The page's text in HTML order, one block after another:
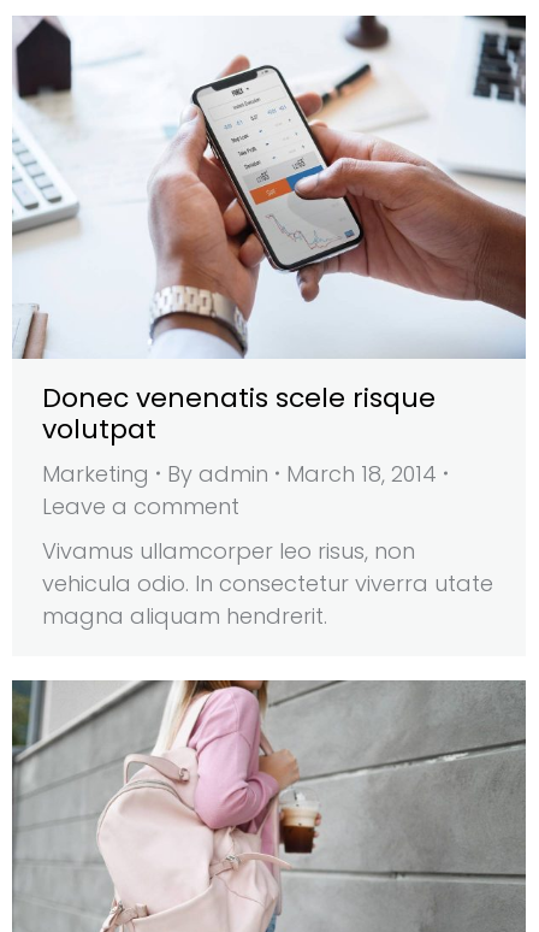
Donec venenatis scele risque
volutpat
Marketing By admin
March 18, 2014
Leave a comment
Vivamus ullamcorper leo risus, non
vehicula odio. In consectetur viverra utate
magna aliquam hendrerit.